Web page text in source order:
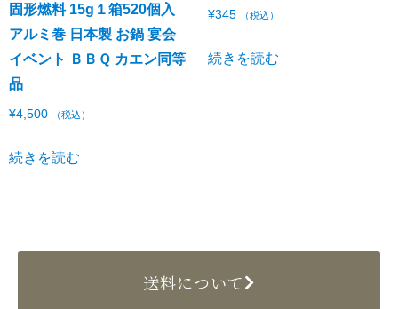
固形燃料 15g１箱520個入
アルミ巻 日本製 お鍋 宴会
イベント ＢＢＱ カエン同等
品
¥4,500 （税込）
続きを読む
¥345 （税込）
続きを読む
送料について